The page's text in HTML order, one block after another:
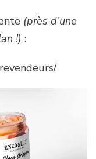
(près d’une
!) :